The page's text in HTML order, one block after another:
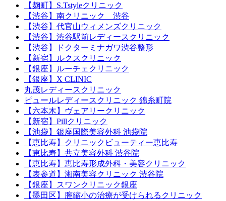
【麹町】S.Tstyleクリニック
【渋谷】南クリニック 渋谷
【渋谷】代官山ウィメンズクリニック
【渋谷】渋谷駅前レディースクリニック
【渋谷】ドクターミナガワ渋谷整形
【新宿】ルクスクリニック
【銀座】ルーチェクリニック
【銀座】X CLINIC
丸茂レディースクリニック
ピュールレディースクリニック 錦糸町院
【六本木】ヴェアリークリニック
【新宿】Pillクリニック
【池袋】銀座国際美容外科 池袋院
【恵比寿】クリニックビューティー恵比寿
【恵比寿】共立美容外科 渋谷院
【恵比寿】恵比寿形成外科・美容クリニック
【表参道】湘南美容クリニック 渋谷院
【銀座】スワンクリニック銀座
【墨田区】膣縮小の治療が受けられるクリニック